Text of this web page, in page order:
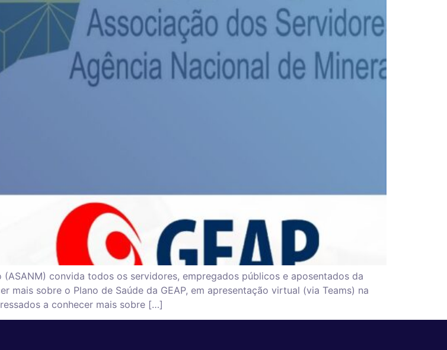
convida todos os servidores, empregados públicos e aposentados da
mais sobre o Plano de Saúde da GEAP, em apresentação virtual (via Teams) na
a conhecer mais sobre […]